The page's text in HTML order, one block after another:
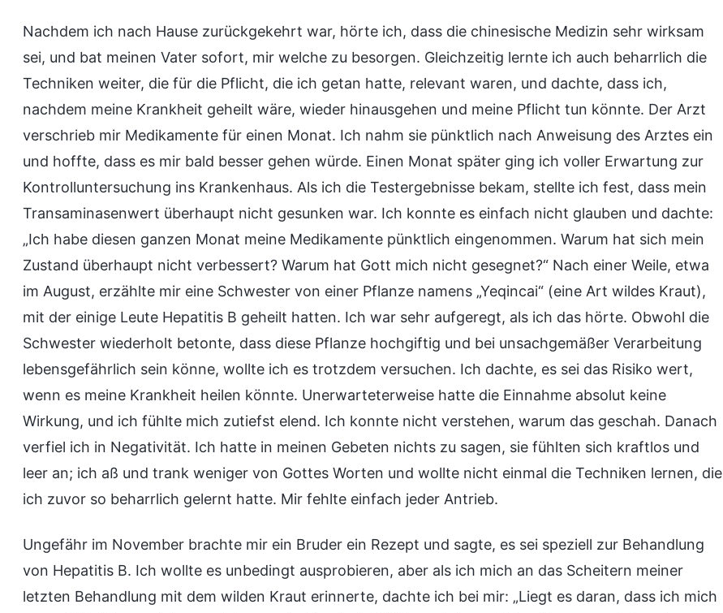
Nachdem ich nach Hause zurückgekehrt war, hörte ich, dass die chinesische Medizin sehr wirksam
sei, und bat meinen Vater sofort, mir welche zu besorgen. Gleichzeitig lernte ich auch beharrlich die
Techniken weiter, die für die Pflicht, die ich getan hatte, relevant waren, und dachte, dass ich,
nachdem meine Krankheit geheilt wäre, wieder hinausgehen und meine Pflicht tun könnte. Der Arzt
verschrieb mir Medikamente für einen Monat. Ich nahm sie pünktlich nach Anweisung des Arztes ein
und hoffte, dass es mir bald besser gehen würde. Einen Monat später ging ich voller Erwartung zur
Kontrolluntersuchung ins Krankenhaus. Als ich die Testergebnisse bekam, stellte ich fest, dass mein
Transaminasenwert überhaupt nicht gesunken war. Ich konnte es einfach nicht glauben und dachte:
„Ich habe diesen ganzen Monat meine Medikamente pünktlich eingenommen. Warum hat sich mein
Zustand überhaupt nicht verbessert? Warum hat Gott mich nicht gesegnet?“ Nach einer Weile, etwa
im August, erzählte mir eine Schwester von einer Pflanze namens „Yeqincai“ (eine Art wildes Kraut),
mit der einige Leute Hepatitis B geheilt hatten. Ich war sehr aufgeregt, als ich das hörte. Obwohl die
Schwester wiederholt betonte, dass diese Pflanze hochgiftig und bei unsachgemäßer Verarbeitung
lebensgefährlich sein könne, wollte ich es trotzdem versuchen. Ich dachte, es sei das Risiko wert,
wenn es meine Krankheit heilen könnte. Unerwarteterweise hatte die Einnahme absolut keine
Wirkung, und ich fühlte mich zutiefst elend. Ich konnte nicht verstehen, warum das geschah. Danach
verfiel ich in Negativität. Ich hatte in meinen Gebeten nichts zu sagen, sie fühlten sich kraftlos und
leer an; ich aß und trank weniger von Gottes Worten und wollte nicht einmal die Techniken lernen, die
ich zuvor so beharrlich gelernt hatte. Mir fehlte einfach jeder Antrieb.
Ungefähr im November brachte mir ein Bruder ein Rezept und sagte, es sei speziell zur Behandlung
von Hepatitis B. Ich wollte es unbedingt ausprobieren, aber als ich mich an das Scheitern meiner
letzten Behandlung mit dem wilden Kraut erinnerte, dachte ich bei mir: „Liegt es daran, dass ich mich